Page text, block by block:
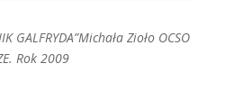
GALFRYDA”Michała Zioło OCSO
Rok 2009